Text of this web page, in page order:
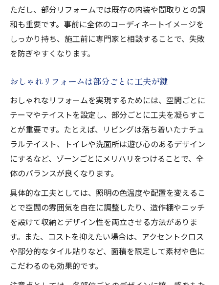
ただし、部分リフォームでは既存の内装や間取りとの調
和も重要です。事前に全体のコーディネートイメージを
しっかり持ち、施工前に専門家と相談することで、失敗
を防ぎやすくなります。
おしゃれリフォームは部分ごとに工夫が鍵
おしゃれなリフォームを実現するためには、空間ごとに
テーマやテイストを設定し、部分ごとに工夫を凝らすこ
とが重要です。たとえば、リビングは落ち着いたナチュ
ラルテイスト、トイレや洗面所は遊び心のあるデザイン
にするなど、ゾーンごとにメリハリをつけることで、全
体のバランスが良くなります。
具体的な工夫としては、照明の色温度や配置を変えるこ
とで空間の雰囲気を自在に調整したり、造作棚やニッチ
を設けて収納とデザイン性を両立させる方法がありま
す。また、コストを抑えたい場合は、アクセントクロス
や部分的なタイル貼りなど、面積を限定して素材や色に
こだわるのも効果的です。